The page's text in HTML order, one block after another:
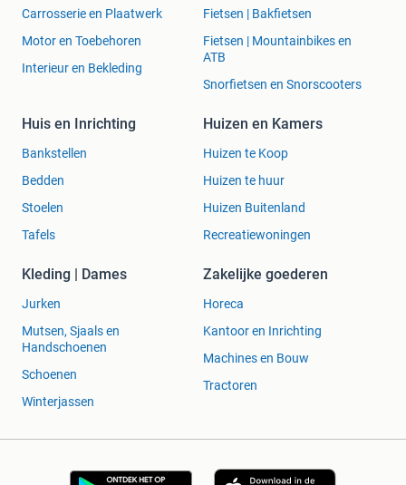
Carrosserie en Plaatwerk
Motor en Toebehoren
Interieur en Bekleding
Fietsen | Bakfietsen
Fietsen | Mountainbikes en
ATB
Snorfietsen en Snorscooters
Huis en Inrichting
Bankstellen
Bedden
Stoelen
Tafels
Huizen en Kamers
Huizen te Koop
Huizen te huur
Huizen Buitenland
Recreatiewoningen
Kleding | Dames
Jurken
Mutsen, Sjaals en
Handschoenen
Schoenen
Winterjassen
Zakelijke goederen
Horeca
Kantoor en Inrichting
Machines en Bouw
Tractoren